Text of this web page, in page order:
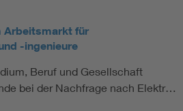
Arbeitsmarkt für
-ingenieure
Beruf und Gesellschaft
bei der Nachfrage nach Elektr…